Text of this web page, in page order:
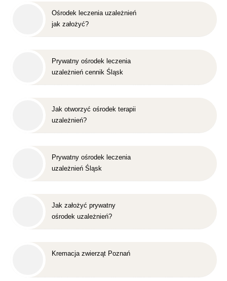
Ośrodek leczenia uzależnień
jak założyć?
Prywatny ośrodek leczenia
uzależnień cennik Śląsk
Jak otworzyć ośrodek terapii
uzależnień?
Prywatny ośrodek leczenia
uzależnień Śląsk
Jak założyć prywatny
ośrodek uzależnień?
Kremacja zwierząt Poznań